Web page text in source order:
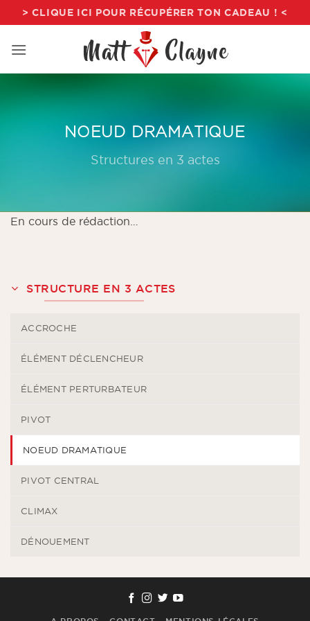
Passer
au
contenu
> CLIQUE ICI POUR RÉCUPÉRER TON CADEAU ! <
NOEUD DRAMATIQUE
Structures en 3 actes
En cours de rédaction…
STRUCTURE EN 3 ACTES
ACCROCHE
ÉLÉMENT DÉCLENCHEUR
ÉLÉMENT PERTURBATEUR
PIVOT
NOEUD DRAMATIQUE
PIVOT CENTRAL
CLIMAX
DÉNOUEMENT